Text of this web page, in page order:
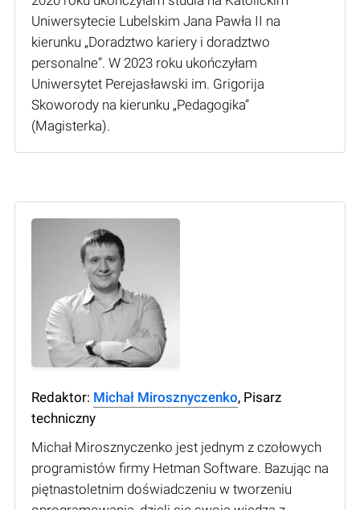
Uniwersytecie Lubelskim Jana Pawła II na
kierunku „Doradztwo kariery i doradztwo
personalne”. W 2023 roku ukończyłam
Uniwersytet Perejasławski im. Grigorija
Skoworody na kierunku „Pedagogika”
(Мagisterka).
Redaktor: Michał Mirosznyczenko, Pisarz
techniczny
Michał Mirosznyczenko jest jednym z czołowych
programistów firmy Hetman Software. Bazując na
piętnastoletnim doświadczeniu w tworzeniu